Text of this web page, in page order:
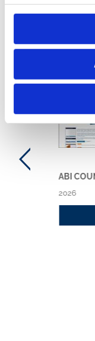
Ti
ABI
ABI
2026